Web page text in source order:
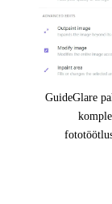
GuideGlare